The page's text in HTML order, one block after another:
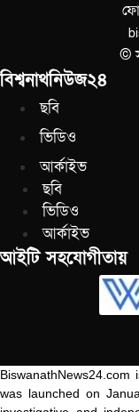
©
বিশ্বনাথনিউজ২৪
ছবি
ভিডিও
আর্কাইভ
ছবি
ভিডিও
আর্কাইভ
আইটি সহযোগীতায়
was launched on